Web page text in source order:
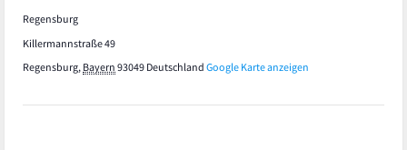
Regensburg
Killermannstraße 49
Regensburg, Bayern 93049 Deutschland Google Karte anzeigen